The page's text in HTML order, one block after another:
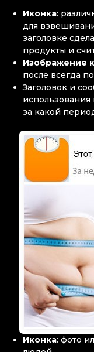
Иконка:
для
заголовке
продукты и
Изображение
после всегда
Заголовок и
использования
за какой
Иконка: фото